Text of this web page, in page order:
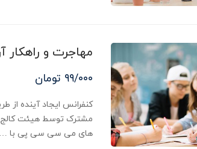
مهاجرت و راهکار
۹۹/۰۰۰ تومان
مشترک توسط هیئت
های می سی سی پی با …